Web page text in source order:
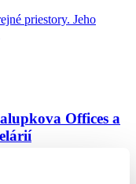
priestory. Jeho
Offices a
BASE do projektu